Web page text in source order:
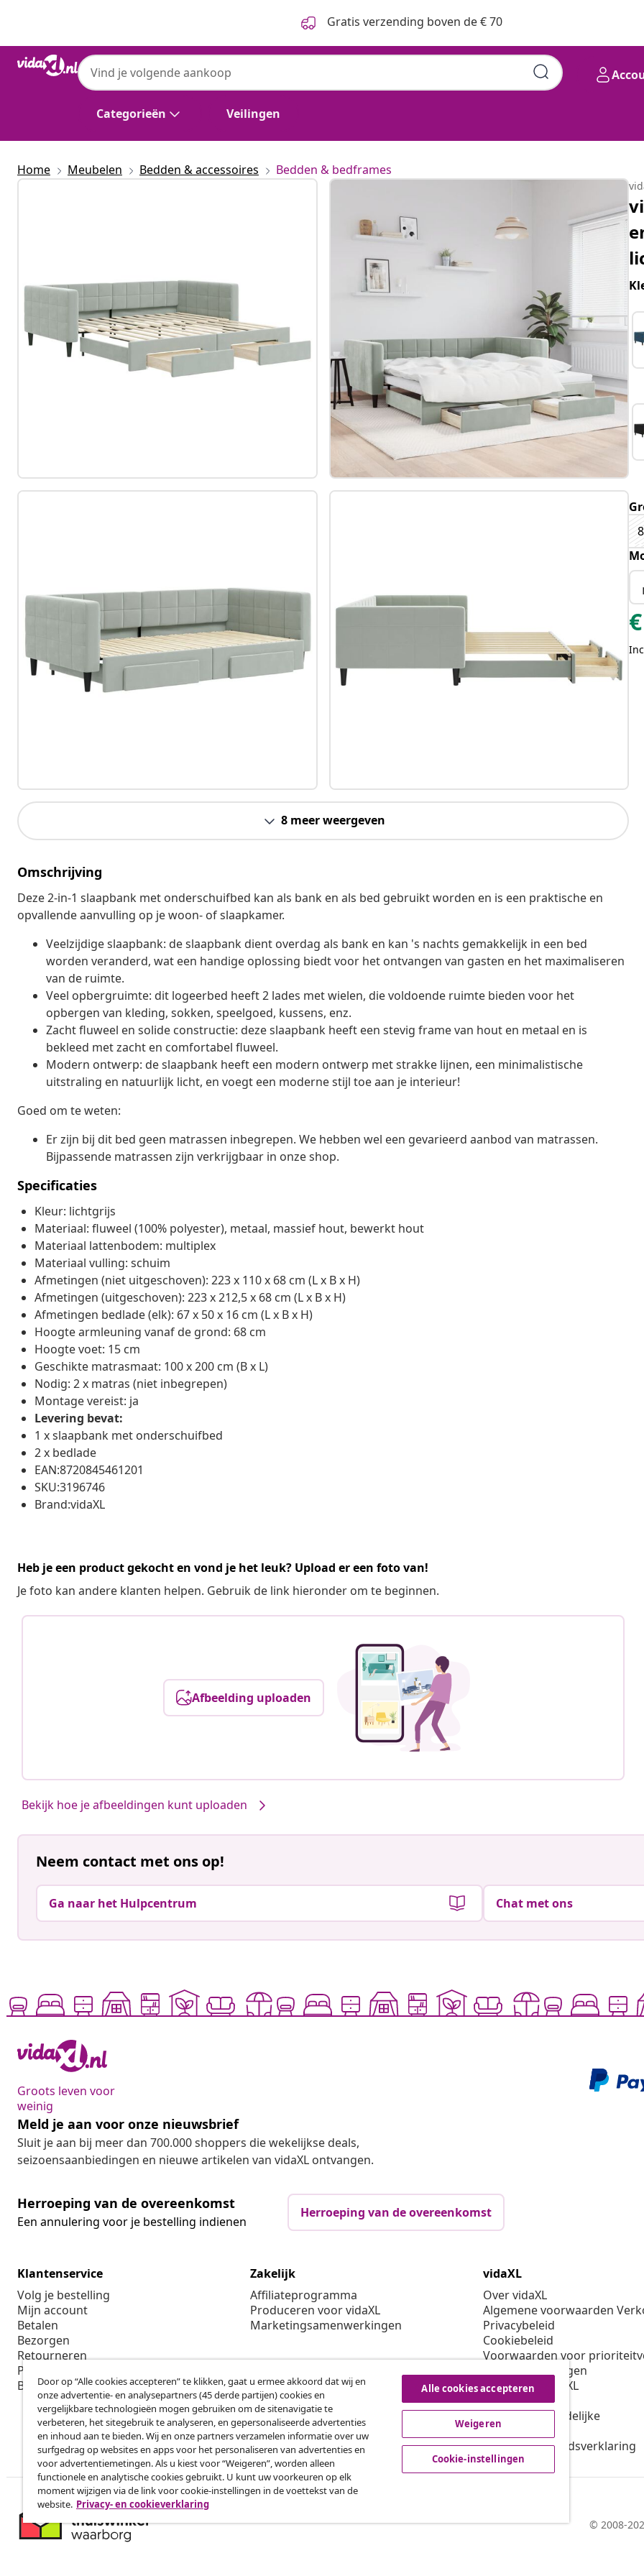
Gratis verzending boven de € 70
Categorieën Veilingen
Home Meubelen Bedden & accessoires Bedden & bedframes
8 meer weergeven
Omschrijving
Deze 2-in-1 slaapbank met onderschuifbed kan als bank en als bed gebruikt worden en is een praktische en
opvallende aanvulling op je woon- of slaapkamer.
Veelzijdige slaapbank: de slaapbank dient overdag als bank en kan 's nachts gemakkelijk in een bed
worden veranderd, wat een handige oplossing biedt voor het ontvangen van gasten en het maximaliseren
van de ruimte.
Veel opbergruimte: dit logeerbed heeft 2 lades met wielen, die voldoende ruimte bieden voor het
opbergen van kleding, sokken, speelgoed, kussens, enz.
Zacht fluweel en solide constructie: deze slaapbank heeft een stevig frame van hout en metaal en is
bekleed met zacht en comfortabel fluweel.
Modern ontwerp: de slaapbank heeft een modern ontwerp met strakke lijnen, een minimalistische
uitstraling en natuurlijk licht, en voegt een moderne stijl toe aan je interieur!
Goed om te weten:
Er zijn bij dit bed geen matrassen inbegrepen. We hebben wel een gevarieerd aanbod van matrassen.
Bijpassende matrassen zijn verkrijgbaar in onze shop.
Specificaties
Kleur: lichtgrijs
Materiaal: fluweel (100% polyester), metaal, massief hout, bewerkt hout
Materiaal lattenbodem: multiplex
Materiaal vulling: schuim
Afmetingen (niet uitgeschoven): 223 x 110 x 68 cm (L x B x H)
Afmetingen (uitgeschoven): 223 x 212,5 x 68 cm (L x B x H)
Afmetingen bedlade (elk): 67 x 50 x 16 cm (L x B x H)
Hoogte armleuning vanaf de grond: 68 cm
Hoogte voet: 15 cm
Geschikte matrasmaat: 100 x 200 cm (B x L)
Nodig: 2 x matras (niet inbegrepen)
Montage vereist: ja
Levering bevat:
1 x slaapbank met onderschuifbed
2 x bedlade
EAN:8720845461201
SKU:3196746
Brand:vidaXL
Heb je een product gekocht en vond je het leuk? Upload er een foto van!
Je foto kan andere klanten helpen. Gebruik de link hieronder om te beginnen.
Afbeelding uploaden
Bekijk hoe je afbeeldingen kunt uploaden
€
Neem contact met ons op!
Ga naar het Hulpcentrum Chat met ons
Groots leven voor
weinig
Meld je aan voor onze nieuwsbrief
Sluit je aan bij meer dan 700.000 shoppers die wekelijkse deals,
seizoensaanbiedingen en nieuwe artikelen van vidaXL ontvangen.
Herroeping van de overeenkomst
Een annulering voor je bestelling indienen
Herroeping van de overeenkomst
Klantenservice
Volg je bestelling
Mijn account
Betalen
Bezorgen
Retourneren
Productinformatie
Bestellen
Zakelijk
Affiliateprogramma
Produceren voor vidaXL
Marketingsamenwerkingen
vidaXL
Over vidaXL
Algemene voorwaarden
Privacybeleid
Cookiebeleid
Voorwaarden voor
Cookie-instellingen
Werken bij vidaXL
Veiligheid
EU verantwoordelijke
Beleid voor EPR
Toegankelijkheidsverklaring
© 2008-
Door op “Alle cookies accepteren” te klikken, gaat u ermee akkoord dat wij en
onze advertentie- en analysepartners (45 derde partijen) cookies en
vergelijkbare technologieën mogen gebruiken om de sitenavigatie te
verbeteren, het sitegebruik te analyseren, en gepersonaliseerde advertenties
en inhoud aan te bieden. Wij en onze partners verzamelen informatie over uw
surfgedrag op websites en apps voor het personaliseren van advertenties en
voor advertentiemetingen. Als u kiest voor “Weigeren”, worden alleen
functionele en analytische cookies gebruikt. U kunt uw voorkeuren op elk
moment wijzigen via de link voor cookie-instellingen in de voettekst van de
website. Privacy- en cookieverklaring
Alle cookies accepteren
Weigeren
Cookie-instellingen